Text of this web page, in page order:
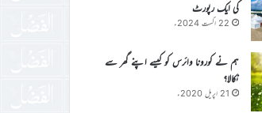
کی ایک رپورٹ
22 اگست 2024ء
ہم نے کورونا وائرس کو کیسے اپنے گھر سے
نکالا؟
21 اپریل 2020ء